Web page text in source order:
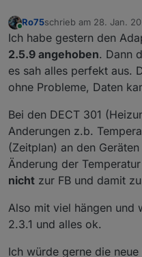
Online
Ro75schrieb am 28. Jan.
zuletzt editiert von
Ich habe gestern den
2.5.9 angehoben. Dann
es sah alles perfekt aus.
ohne Probleme, Daten
Bei den DECT 301
Anderungen z.b.
(Zeitplan) an den
Änderung der
nicht zur FB und damit
Also mit viel hängen und
2.3.1 und alles ok.
Ich würde gerne die